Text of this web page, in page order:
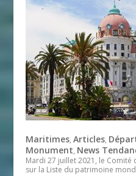
Maritimes,Articles,
Monument, News
Mardi 27 juillet 2021, le
sur la Liste du patrimoine